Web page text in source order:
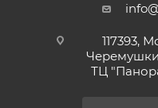
117393,
ТЦ